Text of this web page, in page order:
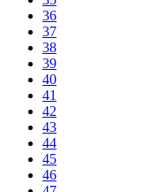
36
37
38
39
40
41
42
43
44
45
46